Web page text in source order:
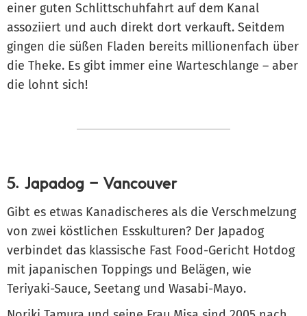
einer guten Schlittschuhfahrt auf dem Kanal
assoziiert und auch direkt dort verkauft. Seitdem
gingen die süßen Fladen bereits millionenfach über
die Theke. Es gibt immer eine Warteschlange – aber
die lohnt sich!
5. Japadog – Vancouver
Gibt es etwas Kanadischeres als die Verschmelzung
von zwei köstlichen Esskulturen? Der Japadog
verbindet das klassische Fast Food-Gericht Hotdog
mit japanischen Toppings und Belägen, wie
Teriyaki-Sauce, Seetang und Wasabi-Mayo.